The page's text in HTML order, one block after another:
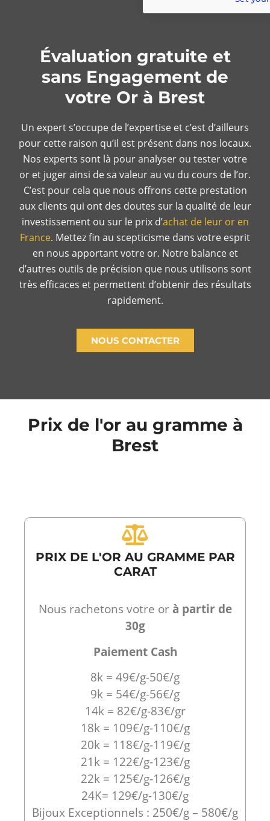
Évaluation gratuite et
sans Engagement de
votre Or à Brest
Un expert s’occupe de l’expertise et c’est d’ailleurs
pour cette raison qu’il est présent dans nos locaux.
Nos experts sont là pour analyser ou tester votre
or et juger ainsi de sa valeur au vu du cours de l’or.
C’est pour cela que nous offrons cette prestation
aux clients qui ont des doutes sur la qualité de leur
investissement ou sur le prix d’achat de leur or en
France. Mettez fin au scepticisme dans votre esprit
en nous apportant votre or. Notre balance et
d’autres outils de précision que nous utilisons sont
très efficaces et permettent d’obtenir des résultats
rapidement.
NOUS CONTACTER
Prix de l'or au gramme à
Brest
PRIX DE L'OR AU GRAMME PAR
CARAT
Nous rachetons votre orà partir de
30g
Paiement Cash
8k = 49€/g-50€/g
9k = 54€/g-56€/g
14k = 82€/g-83€/gr
18k = 109€/g-110€/g
20k = 118€/g-119€/g
21k = 122€/g-123€/g
22k = 125€/g-126€/g
24K= 129€/g-130€/g
Bijoux Exceptionnels : 250€/g – 580€/g